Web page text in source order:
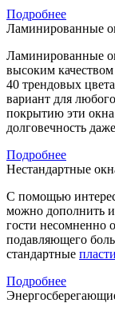
Подробнее
Ламинированные
Ламинированные
высоким
40 трендовых
вариант для
покрытию эти окна
долговечность
Подробнее
Нестандартные
С помощью
можно дополнить
гости несомненно
подавляющего
стандартные
Подробнее